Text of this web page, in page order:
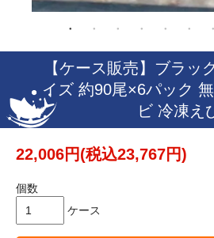
【ケース販売】ブラッ
イズ 約90尾×6パック
ビ 冷凍え
22,006円(税込23,767円)
個数
ケース